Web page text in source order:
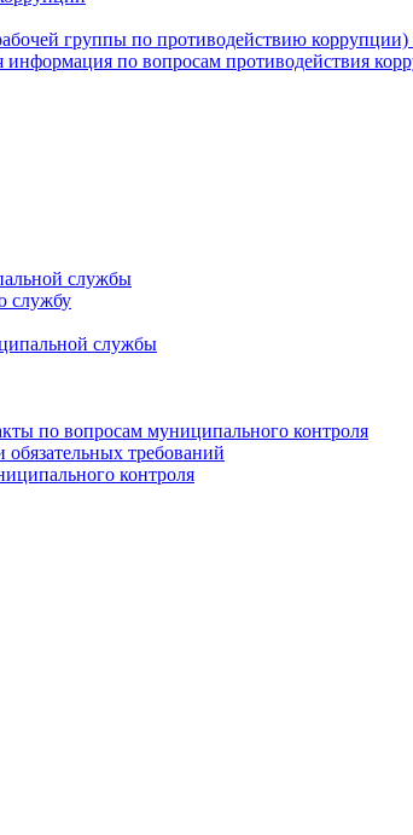
группы по противодействию
информация по вопросам противодействия
службы
службу
службы
по вопросам муниципального контроля
требований
контроля